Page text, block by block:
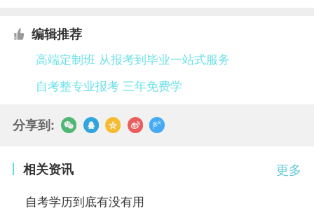
编辑推荐
高端定制班 从报考到毕业一站式服务
自考整专业报考 三年免费学
分享到:
更多
相关资讯
自考学历到底有没有用